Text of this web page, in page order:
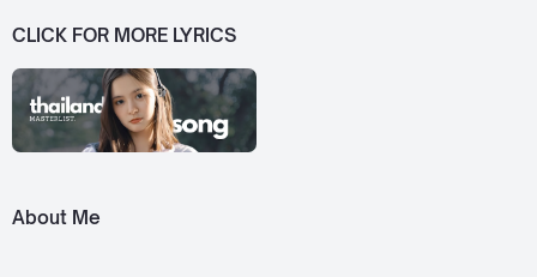
CLICK FOR MORE LYRICS
About Me